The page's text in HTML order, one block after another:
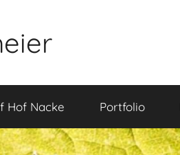
Hof Nacke Portfolio